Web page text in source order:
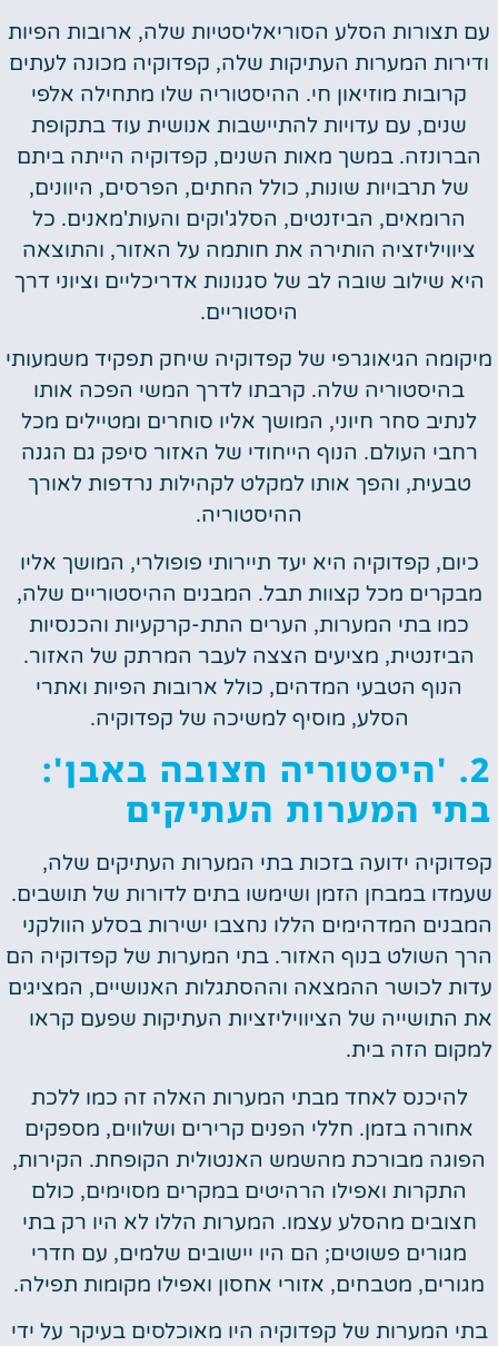
עם תצורות הסלע הסוריאליסטיות שלה, ארובות הפיות
ודירות המערות העתיקות שלה, קפדוקיה מכונה לעתים
קרובות מוזיאון חי. ההיסטוריה שלו מתחילה אלפי
שנים, עם עדויות להתיישבות אנושית עוד בתקופת
הברונזה. במשך מאות השנים, קפדוקיה הייתה ביתם
של תרבויות שונות, כולל החתים, הפרסים, היוונים,
הרומאים, הביזנטים, הסלג'וקים והעות'מאנים. כל
ציוויליזציה הותירה את חותמה על האזור, והתוצאה
היא שילוב שובה לב של סגנונות אדריכליים וציוני דרך
היסטוריים.
מיקומה הגיאוגרפי של קפדוקיה שיחק תפקיד משמעותי
בהיסטוריה שלה. קרבתו לדרך המשי הפכה אותו
לנתיב סחר חיוני, המושך אליו סוחרים ומטיילים מכל
רחבי העולם. הנוף הייחודי של האזור סיפק גם הגנה
טבעית, והפך אותו למקלט לקהילות נרדפות לאורך
ההיסטוריה.
כיום, קפדוקיה היא יעד תיירותי פופולרי, המושך אליו
מבקרים מכל קצוות תבל. המבנים ההיסטוריים שלה,
כמו בתי המערות, הערים התת-קרקעיות והכנסיות
הביזנטית, מציעים הצצה לעבר המרתק של האזור.
הנוף הטבעי המדהים, כולל ארובות הפיות ואתרי
הסלע, מוסיף למשיכה של קפדוקיה.
2. 'היסטוריה חצובה באבן':
בתי המערות העתיקים
קפדוקיה ידועה בזכות בתי המערות העתיקים שלה,
שעמדו במבחן הזמן ושימשו בתים לדורות של תושבים.
המבנים המדהימים הללו נחצבו ישירות בסלע הוולקני
הרך השולט בנוף האזור. בתי המערות של קפדוקיה הם
עדות לכושר ההמצאה וההסתגלות האנושיים, המציגים
את התושייה של הציוויליזציות העתיקות שפעם קראו
למקום הזה בית.
להיכנס לאחד מבתי המערות האלה זה כמו ללכת
אחורה בזמן. חללי הפנים קרירים ושלווים, מספקים
הפוגה מבורכת מהשמש האנטולית הקופחת. הקירות,
התקרות ואפילו הרהיטים במקרים מסוימים, כולם
חצובים מהסלע עצמו. המערות הללו לא היו רק בתי
מגורים פשוטים; הם היו יישובים שלמים, עם חדרי
מגורים, מטבחים, אזורי אחסון ואפילו מקומות תפילה.
בתי המערות של קפדוקיה היו מאוכלסים בעיקר על ידי